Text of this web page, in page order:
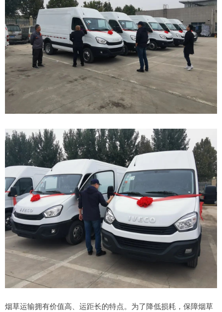
烟草运输拥有价值高、运距长的特点。为了降低损耗，保障烟草